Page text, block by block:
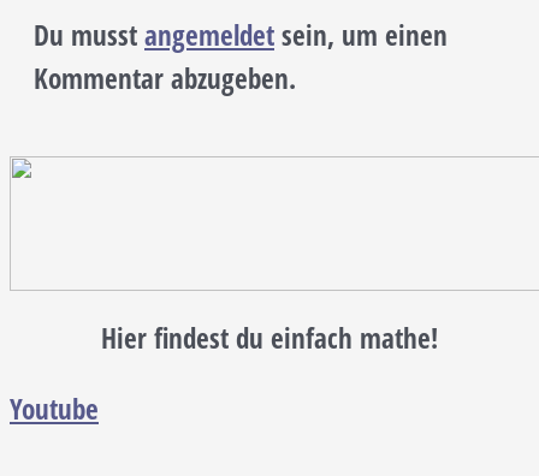
Du musstangemeldetsein, um einen
Kommentar abzugeben.
Hier findest du einfach mathe!
Youtube